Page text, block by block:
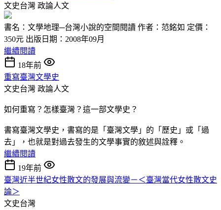
文史台灣 政論人文
書名：文學地理─台灣小說的空間閱讀 作者：范銘如 定價：
350元 出版日期：2008年09月
繼續閱讀
18年前
重寫臺灣文學史
文史台灣 政論人文
如何重寫？怎樣臺灣？這一部文學史？
書寫臺灣文學史，書寫的是「臺灣文學」的「歷史」或「過
去」，也就是對過去發生的文學事實的敘述與詮釋。
繼續閱讀
19年前
臺灣近半世紀女性散文的發展與流變－＜臺灣當代女性散文史
論＞
文史台灣